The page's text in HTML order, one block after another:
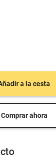
a la cesta
Comprar ahora